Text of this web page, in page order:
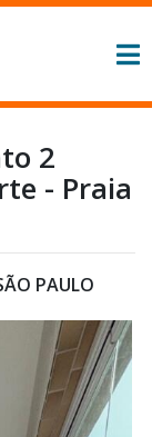
2
- Praia
PAULO